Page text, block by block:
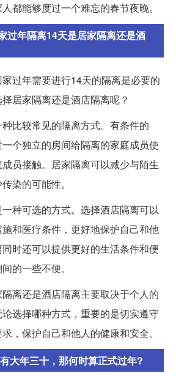
都能够度过一个难忘的春节夜晚。
过年隔离14天是居家隔离还是酒
过年需要进行14天的隔离是必要的
居家隔离还是酒店隔离呢？
比较常见的隔离方式。有条件的
个独立的房间给隔离的家庭成员使
员接触。居家隔离可以减少与陌生
染的可能性。
种可选的方式。选择酒店隔离可以
和医疗条件，更好地保护自己和他
时还可以提供更好的生活条件和便
的一些不便。
离还是酒店隔离主要取决于个人的
选择哪种方式，重要的是切实遵守
，保护自己和他人的健康和安全。
大年三十，那何时算正式过年?